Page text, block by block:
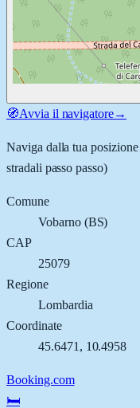
🧭Avvia il navigatore→
Naviga dalla tua
stradali passo passo)
Comune
Vobarno(BS)
CAP
25079
Regione
Lombardia
Coordinate
45.6471 , 10.4958
Booking.com
🛏️